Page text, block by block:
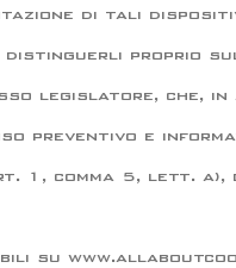
di tali
proprio
legislatore, che,
preventivo e
1, comma 5, lett.
su